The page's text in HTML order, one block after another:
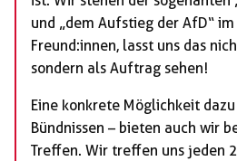
und „dem Aufstieg der AfD“
Freund:innen, lasst uns das
sondern als Auftrag sehen!
Eine konkrete Möglichkeit
Bündnissen – bieten auch wir
Treffen. Wir treffen uns jeden